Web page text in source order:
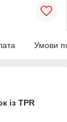
Умови
із TPR